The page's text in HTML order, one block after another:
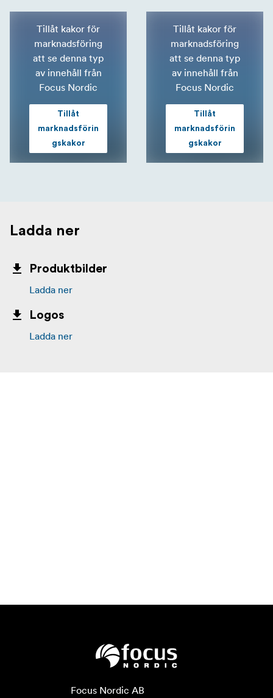
Tillåt kakor för
marknadsföring
att se denna typ
av innehåll från
Focus Nordic
Tillåt
marknadsförin
gskakor
Tillåt kakor för
marknadsföring
att se denna typ
av innehåll från
Focus Nordic
Tillåt
marknadsförin
gskakor
Ladda ner
Produktbilder
Ladda ner
Logos
Ladda ner
Focus Nordic AB